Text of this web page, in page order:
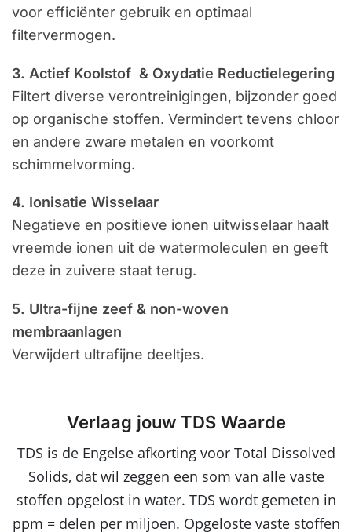
voor efficiënter gebruik en optimaal
filtervermogen.
3. Actief Koolstof & Oxydatie Reductielegering
Filtert diverse verontreinigingen, bijzonder goed
op organische stoffen. Vermindert tevens chloor
en andere zware metalen en voorkomt
schimmelvorming.
4. Ionisatie Wisselaar
Negatieve en positieve ionen uitwisselaar haalt
vreemde ionen uit de watermoleculen en geeft
deze in zuivere staat terug.
5. Ultra-fijne zeef & non-woven
membraanlagen
Verwijdert ultrafijne deeltjes.
Verlaag jouw TDS Waarde
TDS is de Engelse afkorting voor Total Dissolved
Solids, dat wil zeggen een som van alle vaste
stoffen opgelost in water. TDS wordt gemeten in
ppm = delen per miljoen. Opgeloste vaste stoffen